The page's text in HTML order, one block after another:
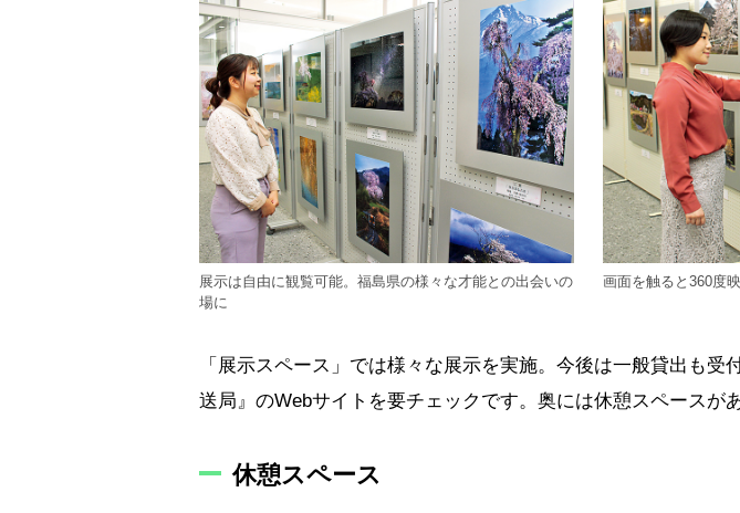
展示は自由に観覧可能。福島県の様々な才能との出会いの
場に
画面を触ると360度
「展示スペース」では様々な展示を実施。今後は一般貸出も受
送局』のWebサイトを要チェックです。奥には休憩スペースが
休憩スペース